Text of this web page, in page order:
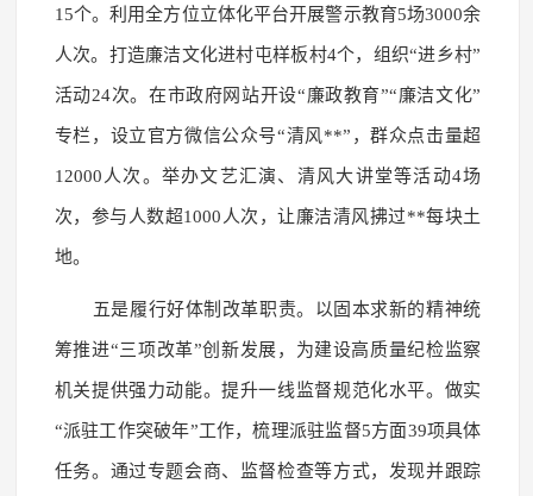
15个。利用全方位立体化平台开展警示教育5场3000余
人次。打造廉洁文化进村屯样板村4个，组织“进乡村”
活动24次。在市政府网站开设“廉政教育”“廉洁文化”
专栏，设立官方微信公众号“清风**”，群众点击量超
12000人次。举办文艺汇演、清风大讲堂等活动4场
次，参与人数超1000人次，让廉洁清风拂过**每块土
地。
五是履行好体制改革职责。以固本求新的精神统
筹推进“三项改革”创新发展，为建设高质量纪检监察
机关提供强力动能。提升一线监督规范化水平。做实
“派驻工作突破年”工作，梳理派驻监督5方面39项具体
任务。通过专题会商、监督检查等方式，发现并跟踪